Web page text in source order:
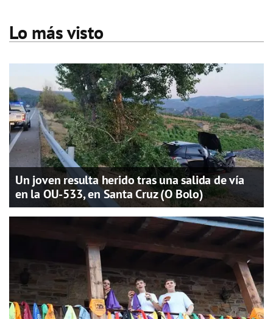
Lo más visto
Un joven resulta herido tras una salida de vía
en la OU-533, en Santa Cruz (O Bolo)